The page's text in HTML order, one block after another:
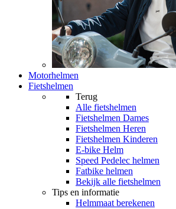
Motorhelmen
Fietshelmen
Terug
Alle fietshelmen
Fietshelmen Dames
Fietshelmen Heren
Fietshelmen Kinderen
E-bike Helm
Speed Pedelec helmen
Fatbike helmen
Bekijk alle fietshelmen
Tips en informatie
Helmmaat berekenen